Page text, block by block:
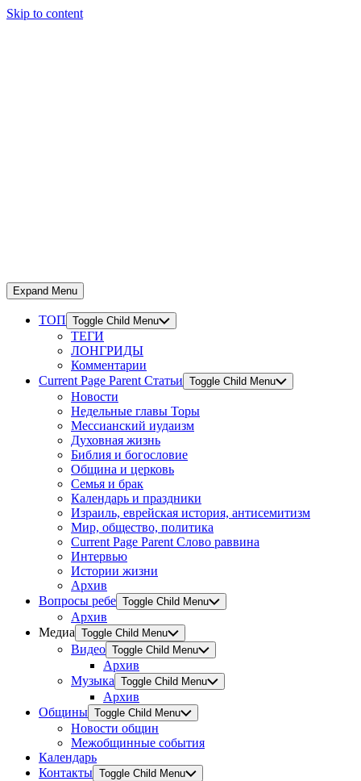
Skip to content
Expand Menu
ТОП Toggle Child Menu
ТЕГИ
ЛОНГРИДЫ
Комментарии
Current Page Parent Статьи Toggle Child Menu
Новости
Недельные главы Торы
Мессианский иудаизм
Духовная жизнь
Библия и богословие
Община и церковь
Семья и брак
Календарь и праздники
Израиль, еврейская история, антисемитизм
Мир, общество, политика
Current Page Parent Слово раввина
Интервью
Истории жизни
Архив
Вопросы ребе Toggle Child Menu
Архив
Медиа Toggle Child Menu
Видео Toggle Child Menu
Архив
Музыка Toggle Child Menu
Архив
Общины Toggle Child Menu
Новости общин
Межобщинные события
Календарь
Контакты Toggle Child Menu